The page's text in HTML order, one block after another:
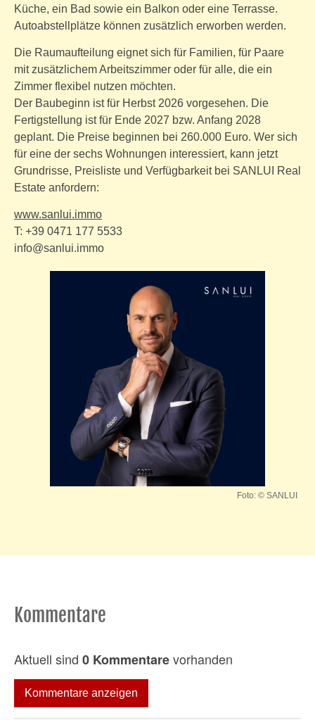
Küche, ein Bad sowie ein Balkon oder eine Terrasse.
Autoabstellplätze können zusätzlich erworben werden.
Die Raumaufteilung eignet sich für Familien, für Paare
mit zusätzlichem Arbeitszimmer oder für alle, die ein
Zimmer flexibel nutzen möchten.
Der Baubeginn ist für Herbst 2026 vorgesehen. Die
Fertigstellung ist für Ende 2027 bzw. Anfang 2028
geplant. Die Preise beginnen bei 260.000 Euro. Wer sich
für eine der sechs Wohnungen interessiert, kann jetzt
Grundrisse, Preisliste und Verfügbarkeit bei SANLUI Real
Estate anfordern:
www.sanlui.immo
T: +39 0471 177 5533
info@sanlui.immo
Foto: © SANLUI
Kommentare
Aktuell sind 0 Kommentarevorhanden
Kommentare anzeigen